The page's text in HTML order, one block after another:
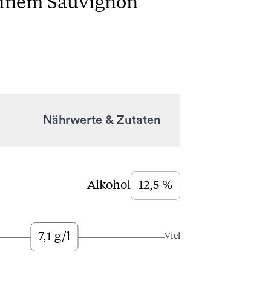
Nährwerte & Zutaten
Alkohol
12,5 %
7,1 g/l Viel